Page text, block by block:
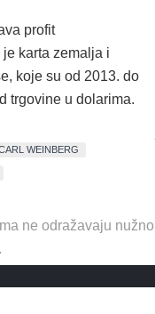
profit
karta zemalja i
koje su od 2013. do
trgovine u dolarima.
WEINBERG
ne odražavaju nužno